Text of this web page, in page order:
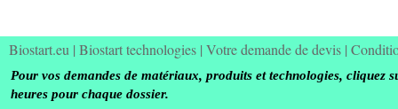
Pour vos demandes de matériaux, produits et technologies, cliquez
heures pour chaque dossier.
Biostart.eu | Biostart technologies | Votre demande de devis |